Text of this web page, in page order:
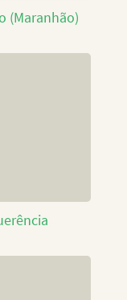
(Maranhão)